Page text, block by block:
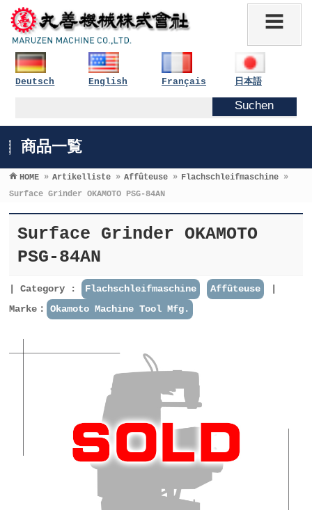
Deutsch English Français 日本語
商品一覧
HOME » Artikelliste » Affûteuse » Flachschleifmaschine »
Surface Grinder OKAMOTO PSG-84AN
Surface Grinder OKAMOTO
PSG-84AN
Category : Flachschleifmaschine
Affûteuse
Marke：
Okamoto Machine Tool Mfg.